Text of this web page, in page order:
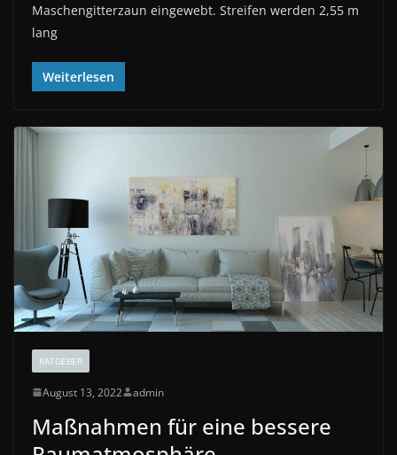
Maschengitterzaun eingewebt. Streifen werden 2,55 m
lang
Weiterlesen
RATGEBER
August 13, 2022 admin
Maßnahmen für eine bessere